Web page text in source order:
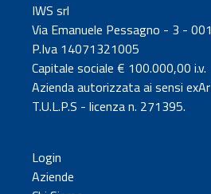
IWS srl
Via Emanuele Pessagno - 3 -
P.Iva 14071321005
Capitale sociale € 100.000,00 i.v.
Azienda autorizzata ai sensi
T.U.L.P.S - licenza n. 271395.
Login
Aziende